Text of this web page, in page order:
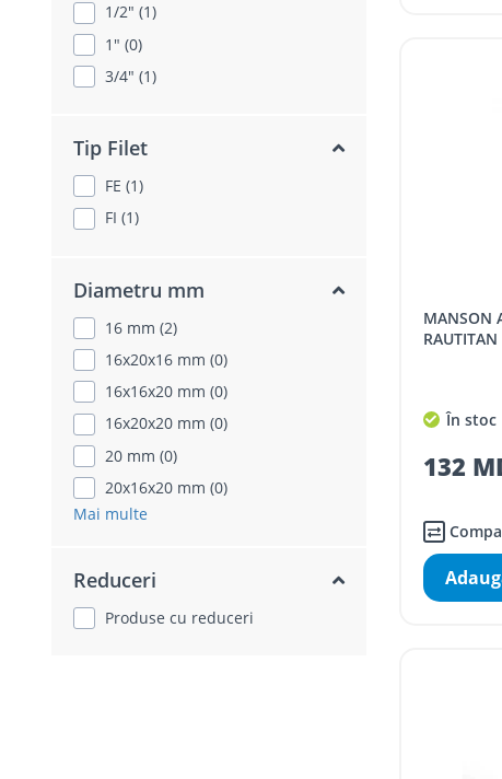
1/2" (1)
1" (0)
3/4" (1)
Tip Filet
FE (1)
FI (1)
Diametru mm
16 mm (2)
16x20x16 mm (0)
16x16x20 mm (0)
16x20x20 mm (0)
20 mm (0)
20x16x20 mm (0)
Mai multe
Reduceri
Produse cu reduceri
MANSON ALUNECATOR REHAU
În stoc
132